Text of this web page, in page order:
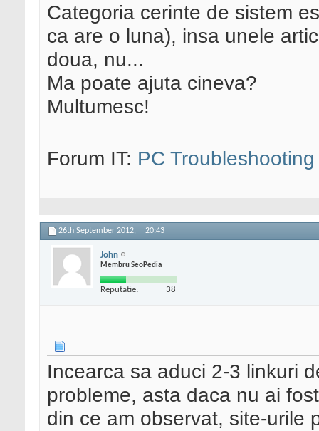
Categoria cerinte de sistem
ca are o luna), insa unele
doua, nu...
Ma poate ajuta cineva?
Multumesc!
Forum IT: PC Troubleshooting
26th September 2012, 20:43
John
Membru SeoPedia
Reputatie: 38
Incearca sa aduci 2-3 linkuri
probleme, asta daca nu ai
din ce am observat, site-urile